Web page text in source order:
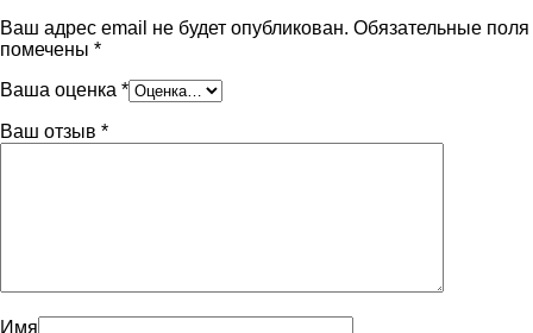
Ваш адрес email не будет опубликован. Обязательные поля
помечены *
Ваша оценка *
Ваш отзыв *
Имя